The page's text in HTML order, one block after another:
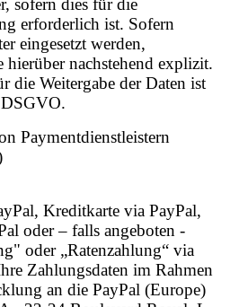
sofern dies für die
erforderlich ist. Sofern
eingesetzt werden,
nachstehend explizit.
die Weitergabe der Daten ist
Paymentdienstleistern
Kreditkarte via PayPal,
oder – falls angeboten -
oder „Ratenzahlung“ via
Zahlungsdaten im Rahmen
an die PayPal (Europe)